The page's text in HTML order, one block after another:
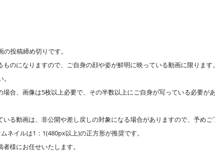
投稿締め切りです。
のになりますので、ご自身の顔や姿が鮮明に映っている動画に限ります
合、画像は5枚以上必要で、その半数以上にご自身が写っている必要が
る動画は、非公開や差し戻しの対象になる場合がありますので、予めご
ネイルは1：1(480px以上)の正方形が推奨です。
様にお任せいたします。